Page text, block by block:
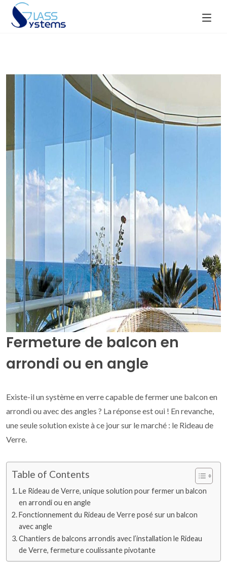
Fermeture de balcon en
arrondi ou en angle
Existe-il un système en verre capable de fermer une balcon en
arrondi ou avec des angles ? La réponse est oui ! En revanche,
une seule solution existe à ce jour sur le marché : le Rideau de
Verre.
Table of Contents
Le Rideau de Verre, unique solution pour fermer un balcon
en arrondi ou en angle
Fonctionnement du Rideau de Verre posé sur un balcon
avec angle
Chantiers de balcons arrondis avec l’installation le Rideau
de Verre, fermeture coulissante pivotante